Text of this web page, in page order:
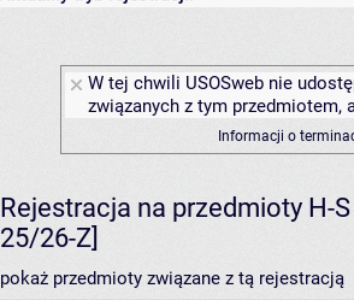
W tej chwili USOSweb nie
związanych z tym przedmiotem,
Informacji o
Rejestracja na przedmioty H-
25/26-Z]
pokaż przedmioty związane z tą rejestracją